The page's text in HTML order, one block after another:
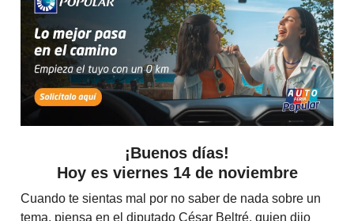
¡Buenos días!
Hoy es viernes 14 de noviembre
Cuando te sientas mal por no saber de nada sobre un
tema, piensa en el diputado César Beltré, quien dijo